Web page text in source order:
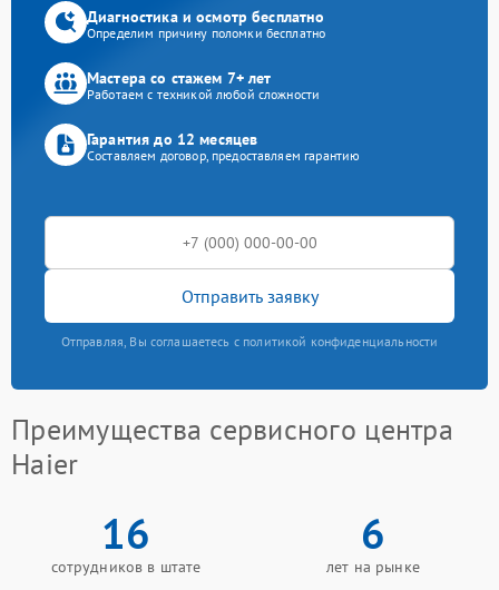
Диагностика и осмотр бесплатно
Определим причину поломки бесплатно
Мастера со стажем 7+ лет
Работаем с техникой любой сложности
Гарантия до 12 месяцев
Составляем договор, предоставляем гарантию
Отправить заявку
Отправляя, Вы соглашаетесь с политикой конфиденциальности
Преимущества сервисного центра
Haier
16
сотрудников в штате
6
лет на рынке